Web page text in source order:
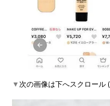
▼次の画像は下へスクロール